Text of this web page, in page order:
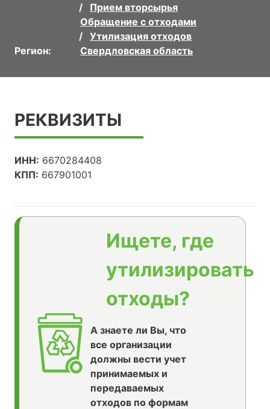
Прием вторсырья
Обращение с отходами
Утилизация отходов
Регион:
Свердловская область
РЕКВИЗИТЫ
ИНН: 6670284408
КПП: 667901001
Ищете, где
утилизировать
отходы?
А знаете ли Вы, что
все организации
должны вести учет
принимаемых и
передаваемых
отходов по формам